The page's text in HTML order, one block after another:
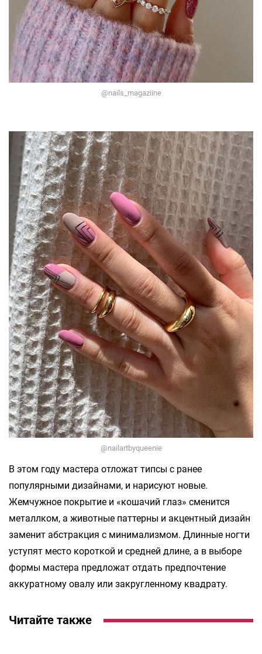
@nails_magaziine
@nailartbyqueenie
В этом году мастера отложат типсы с ранее
популярными дизайнами, и нарисуют новые.
Жемчужное покрытие и «кошачий глаз» сменится
металлком, а животные паттерны и акцентный дизайн
заменит абстракция с минимализмом. Длинные ногти
уступят место короткой и средней длине, а в выборе
формы мастера предложат отдать предпочтение
аккуратному овалу или закругленному квадрату.
Читайте также